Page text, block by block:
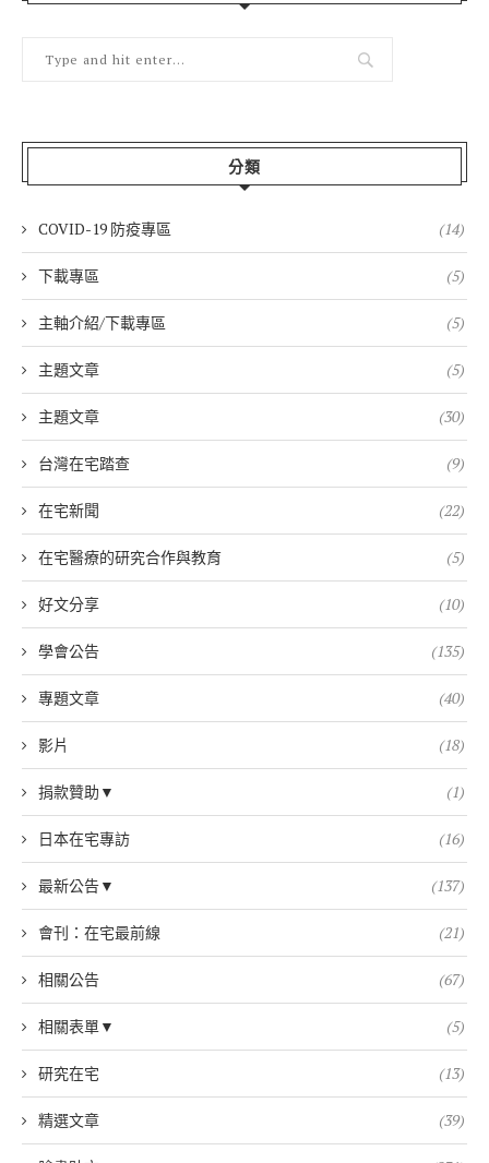
分類
COVID-19 防疫專區 (14)
下載專區 (5)
主軸介紹/下載專區 (5)
主題文章 (5)
主題文章 (30)
台灣在宅踏查 (9)
在宅新聞 (22)
在宅醫療的研究合作與教育 (5)
好文分享 (10)
學會公告 (135)
專題文章 (40)
影片 (18)
捐款贊助▼ (1)
日本在宅專訪 (16)
最新公告▼ (137)
會刊：在宅最前線 (21)
相關公告 (67)
相關表單▼ (5)
研究在宅 (13)
精選文章 (39)